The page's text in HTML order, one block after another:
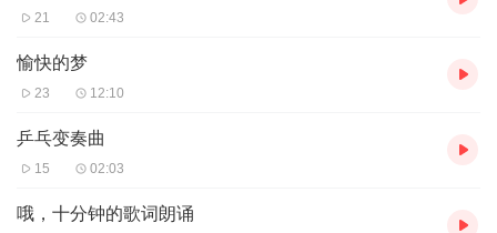
21 02:43
愉快的梦
23 12:10
乒乓变奏曲
15 02:03
哦，十分钟的歌词朗诵